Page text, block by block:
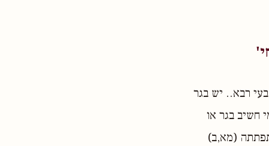
רבא.. יש בגר
חשיב בגר או
(מא,ב)